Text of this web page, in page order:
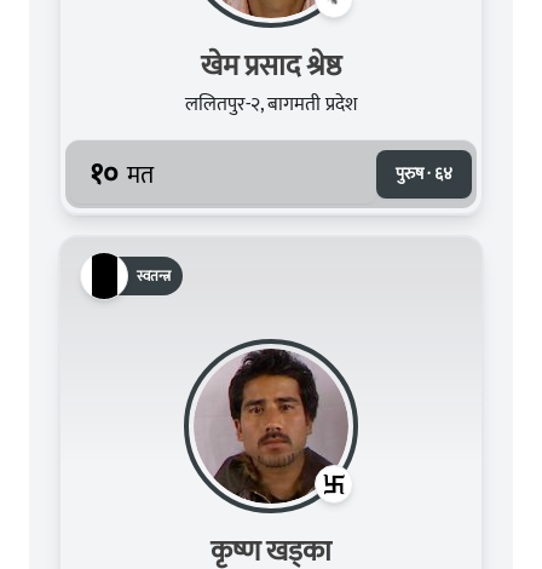
खेम प्रसाद श्रेष्ठ
ललितपुर-२, बागमती प्रदेश
१० मत पुरुष · ६४
स्वतन्त्र
कृष्ण खड्का